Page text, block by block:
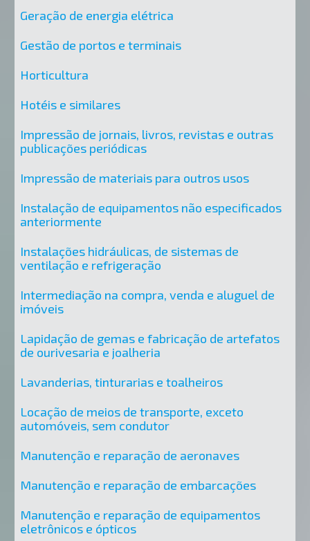
Geração de energia elétrica
Gestão de portos e terminais
Horticultura
Hotéis e similares
Impressão de jornais, livros, revistas e outras
publicações periódicas
Impressão de materiais para outros usos
Instalação de equipamentos não especificados
anteriormente
Instalações hidráulicas, de sistemas de
ventilação e refrigeração
Intermediação na compra, venda e aluguel de
imóveis
Lapidação de gemas e fabricação de artefatos
de ourivesaria e joalheria
Lavanderias, tinturarias e toalheiros
Locação de meios de transporte, exceto
automóveis, sem condutor
Manutenção e reparação de aeronaves
Manutenção e reparação de embarcações
Manutenção e reparação de equipamentos
eletrônicos e ópticos